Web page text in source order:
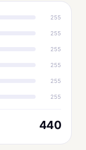
255
255
255
255
255
255
440